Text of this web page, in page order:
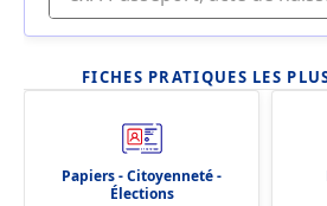
FICHES PRATIQUES LES
Papiers - Citoyenneté -
Élections